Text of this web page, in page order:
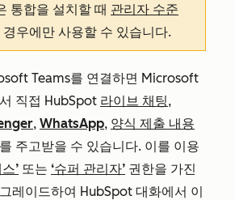
통합을 설치할 때 관리자 수준
경우에만 사용할 수 있습니다.
Teams를 연결하면 Microsoft
직접 HubSpot 라이브 채팅,
, WhatsApp, 양식 제출 내용
주고받을 수 있습니다. 이를 이용
’ 또는 ‘슈퍼 관리자’ 권한을 가진
레이드하여 HubSpot 대화에서 이